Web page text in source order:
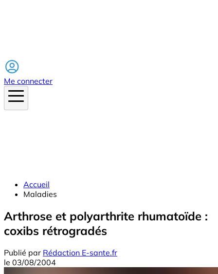
Me connecter
Accueil
Maladies
Arthrose et polyarthrite rhumatoïde :
coxibs rétrogradés
Publié par Rédaction E-sante.fr
le 03/08/2004